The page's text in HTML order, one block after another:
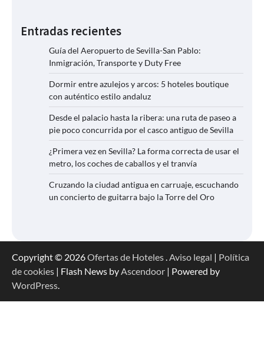
Entradas recientes
Guía del Aeropuerto de Sevilla-San Pablo:
Inmigración, Transporte y Duty Free
Dormir entre azulejos y arcos: 5 hoteles boutique
con auténtico estilo andaluz
Desde el palacio hasta la ribera: una ruta de paseo a
pie poco concurrida por el casco antiguo de Sevilla
¿Primera vez en Sevilla? La forma correcta de usar el
metro, los coches de caballos y el tranvía
Cruzando la ciudad antigua en carruaje, escuchando
un concierto de guitarra bajo la Torre del Oro
Copyright © 2026Ofertas de Hoteles Aviso legal | Política
de cookies | Flash News by Ascendoor | Powered by
WordPress